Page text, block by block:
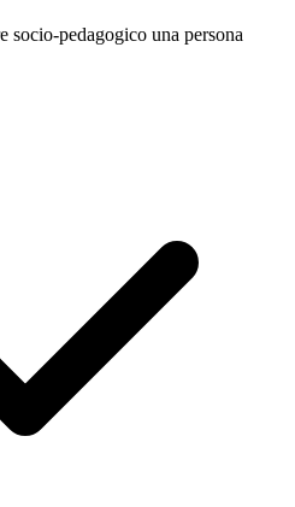
socio-pedagogico una persona